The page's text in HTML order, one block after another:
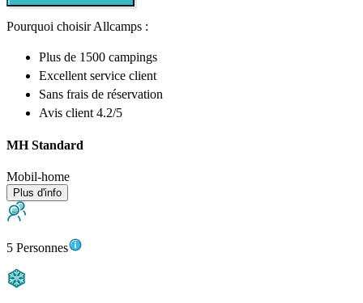
Pourquoi choisir Allcamps :
Plus de 1500 campings
Excellent service client
Sans frais de réservation
Avis client 4.2/5
MH Standard
Mobil-home
Plus d'info
5 Personnes